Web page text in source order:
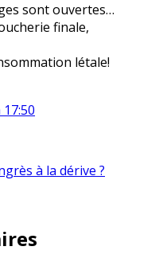
sont ouvertes…
finale,
létale!
à la dérive ?